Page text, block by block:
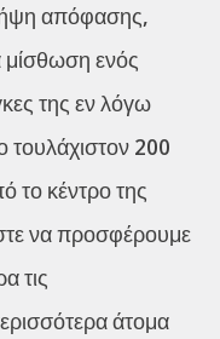
απόφασης,
μίσθωση ενός
της εν λόγω
τουλάχιστον 200
το κέντρο της
να προσφέρουμε
τις
άτομα